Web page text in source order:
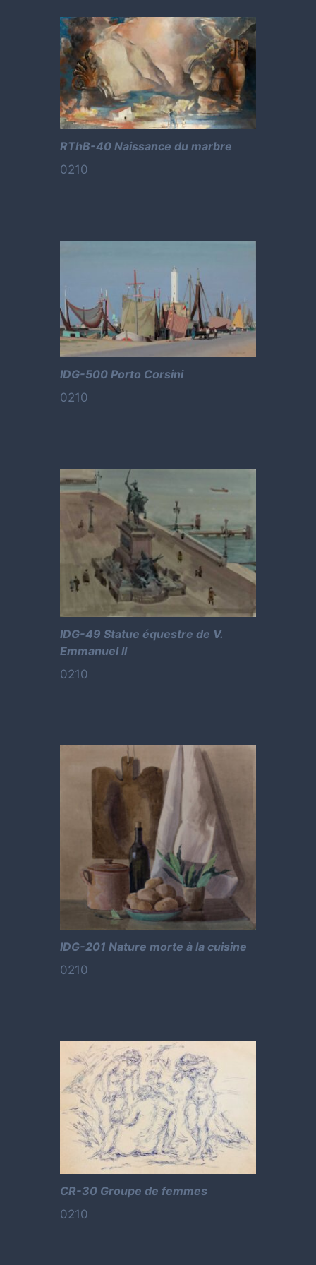
RThB-40 Naissance du marbre
0210
IDG-500 Porto Corsini
0210
IDG-49 Statue équestre de V.
Emmanuel II
0210
IDG-201 Nature morte à la cuisine
0210
CR-30 Groupe de femmes
0210